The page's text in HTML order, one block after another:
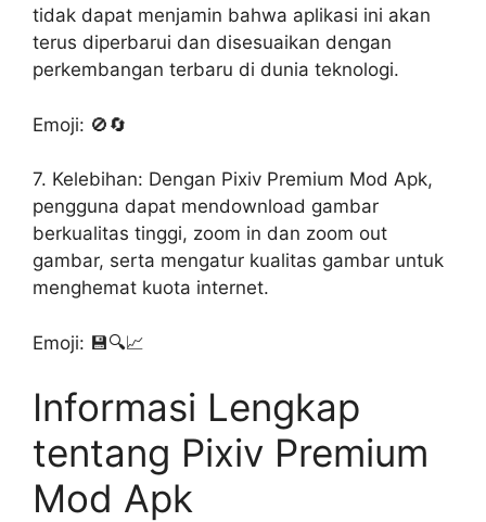
tidak dapat menjamin bahwa aplikasi ini akan
terus diperbarui dan disesuaikan dengan
perkembangan terbaru di dunia teknologi.
Emoji: 🚫🔄
7. Kelebihan: Dengan Pixiv Premium Mod Apk,
pengguna dapat mendownload gambar
berkualitas tinggi, zoom in dan zoom out
gambar, serta mengatur kualitas gambar untuk
menghemat kuota internet.
Emoji: 💾🔍📈
Informasi Lengkap
tentang Pixiv Premium
Mod Apk